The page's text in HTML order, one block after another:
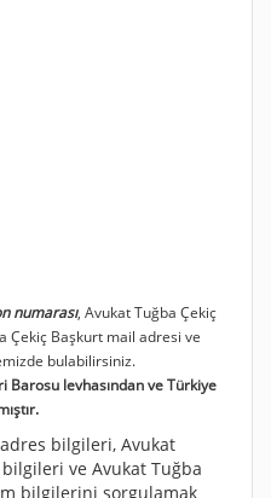
numarası, Avukat Tuğba Çekiç
Çekiç Başkurt mail adresi ve
bulabilirsiniz.
Barosu levhasından ve Türkiye
bilgileri, Avukat
ve Avukat Tuğba
bilgilerini sorgulamak